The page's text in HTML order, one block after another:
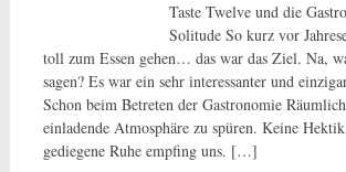
Taste Twelve und die
Solitude So kurz vor
toll zum Essen gehen… das war das Ziel. Na,
sagen? Es war ein sehr interessanter und
Schon beim Betreten der Gastronomie
einladende Atmosphäre zu spüren. Keine
gediegene Ruhe empfing uns. […]